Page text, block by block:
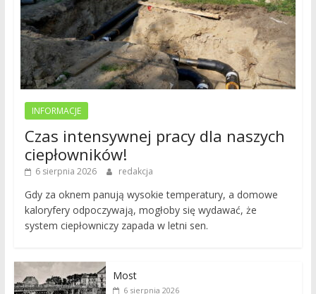
INFORMACJE
Czas intensywnej pracy dla naszych
ciepłowników!
6 sierpnia 2026 redakcja
Gdy za oknem panują wysokie temperatury, a domowe
kaloryfery odpoczywają, mogłoby się wydawać, że
system ciepłowniczy zapada w letni sen.
Most
6 sierpnia 2026